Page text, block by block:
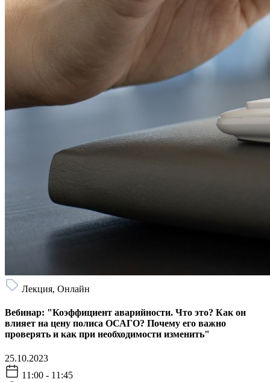
Лекция, Онлайн
Вебинар: "Коэффициент аварийности. Что это? Как он
влияет на цену полиса ОСАГО? Почему его важно
проверять и как при необходимости изменить"
25.10.2023
11:00 - 11:45